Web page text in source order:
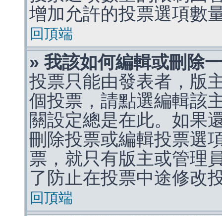
增加允許的投票選項數
回頂端
» 我該如何編輯或刪除
投票只能由發表者，版
個投票，請點選編輯該
關設定總是在此。如果
刪除投票或編輯投票選
票，就只有版主或管理
了防止在投票中途修改
回頂端